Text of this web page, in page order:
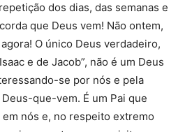
dos dias, das semanas e
que Deus vem! Não ontem,
O único Deus verdadeiro,
e de Jacob”, não é um Deus
se por nós e pela
que-vem. É um Pai que
nós e, no respeito extremo